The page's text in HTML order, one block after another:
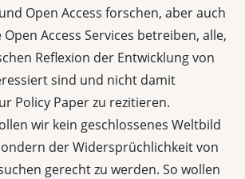
Open Access forschen, aber auch
Access Services betreiben, alle,
Reflexion der Entwicklung von
sind und nicht damit
Policy Paper zu rezitieren.
wir kein geschlossenes Weltbild
der Widersprüchlichkeit von
gerecht zu werden. So wollen